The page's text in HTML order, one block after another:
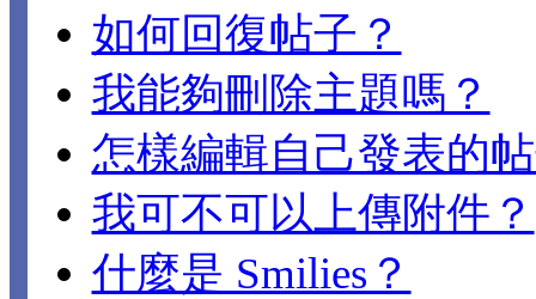
如何回復帖子？
我能夠刪除主題嗎？
怎樣編輯自己發表的
我可不可以上傳附件？
什麼是 Smilies？